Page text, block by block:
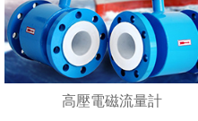
高壓電磁流量計